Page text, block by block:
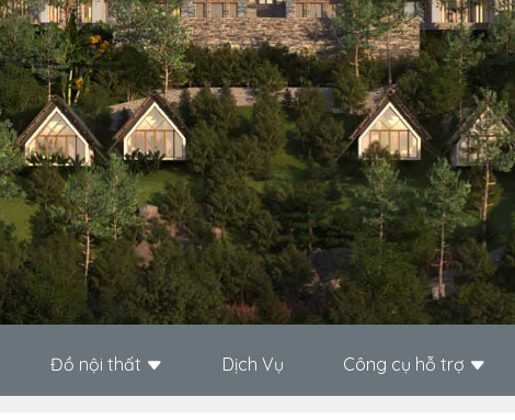
Đồ nội thất Dịch Vụ Công cụ hỗ trợ